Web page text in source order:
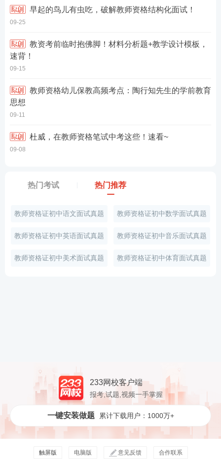
早起的鸟儿有虫吃，破解教师资格结构化面试！
09-25
速背！
09-15
思想
09-11
杜威，在教师资格笔试中考这些！速看~
09-08
热门考试 热门推荐
教师资格证初中语文面试真题 教师资格证初中数学面试真题
教师资格证初中英语面试真题 教师资格证初中音乐面试真题
教师资格证初中美术面试真题 教师资格证初中体育面试真题
233网校客户端
报考,试题,视频一手掌握
一键安装做题 累计下载用户：1000万+
触屏版 电脑版 意见反馈 合作联系